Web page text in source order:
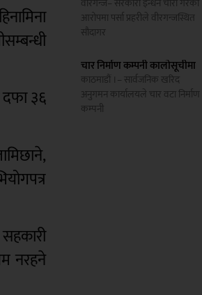
३६
नरहने
आरोपमा पर्सा प्रहरीले वीरगन्जस्थित
सौदागर
चार निर्माण कम्पनी कालोसूचीमा
काठमाडौं ।– सार्वजनिक खरिद
अनुगमन कार्यालयले चार वटा निर्माण
कम्पनी